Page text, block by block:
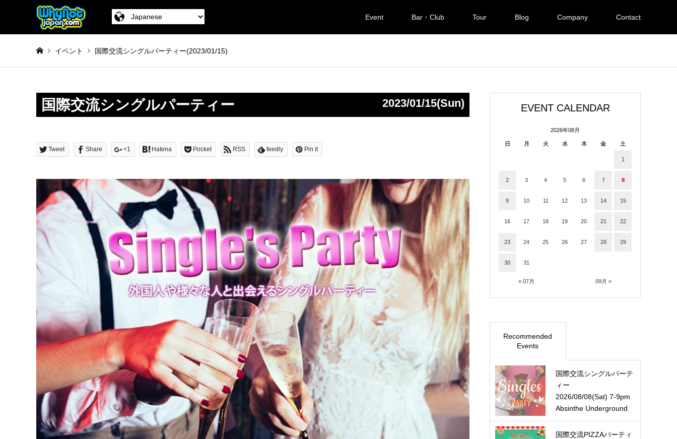
Event Bar・Club Tour Blog Company Contact
イベント 国際交流シングルパーティー(2023/01/15)
国際交流シングルパーティー 2023/01/15(Sun)
Tweet Share +1 Hatena Pocket RSS feedly Pin it
EVENT CALENDAR
2026年08月
日 月 火 水 木 金 土
« 07月 09月 »
1
2 3 4 5 6 7 8
9 10 11 12 13 14 15
16 17 18 19 20 21 22
23 24 25 26 27 28 29
30 31
Recommended
Events
国際交流シングルパーテ
ィー
2026/08/08(Sat) 7-9pm
Absinthe Underground
国際交流PIZZAパーティ